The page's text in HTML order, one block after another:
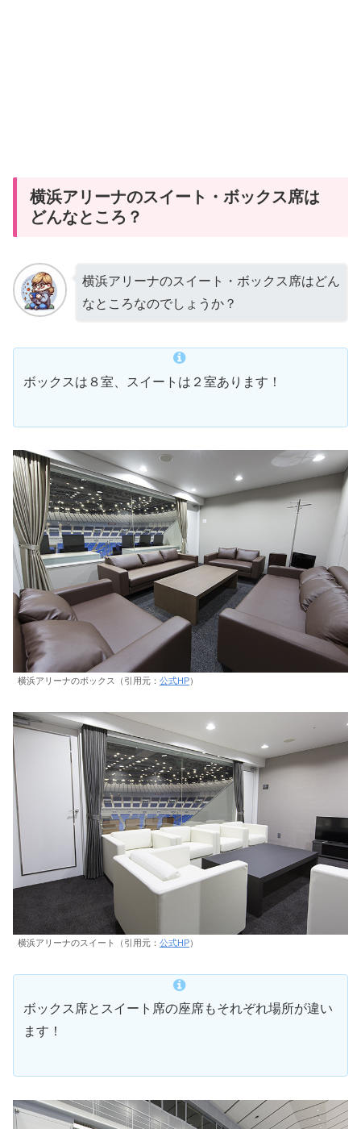
横浜アリーナのスイート・ボックス席は
どんなところ？
横浜アリーナのスイート・ボックス席はどん
なところなのでしょうか？
ボックスは８室、スイートは２室あります！
横浜アリーナのボックス（引用元： 公式HP）
横浜アリーナのスイート（引用元： 公式HP）
ボックス席とスイート席の座席もそれぞれ場所が違い
ます！